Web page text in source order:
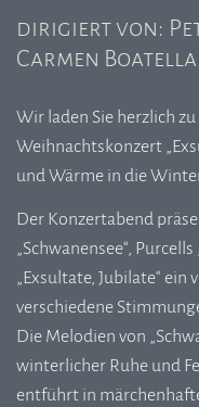
dirigiert von:
Carmen
Wir laden Sie herzlich
Weihnachtskonzert
und Wärme in die
Der Konzertabend
„Schwanensee“,
„Exsultate, Jubilate“
verschiedene
Die Melodien von
winterlicher Ruhe und
entführt in